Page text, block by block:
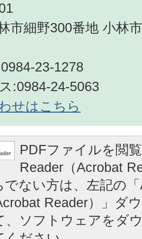
市細野300番地 小林
23-1278
:0984-24-5063
せはこちら
PDFファイルを閲
Reader（Acrobat
でない方は、左記の
Reader）」ダ
、ソフトウェアをダ